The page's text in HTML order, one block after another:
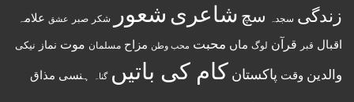
زندگی سجدہ سچ شاعری شعور شکر صبر عشق علامہ
اقبال قبر قرآن لوگ ماں محبت محب وطن مزاح مسلمان موت نماز نیکی
والدین وقت پاکستان کام کی باتیں گناہ ہنسی مذاق